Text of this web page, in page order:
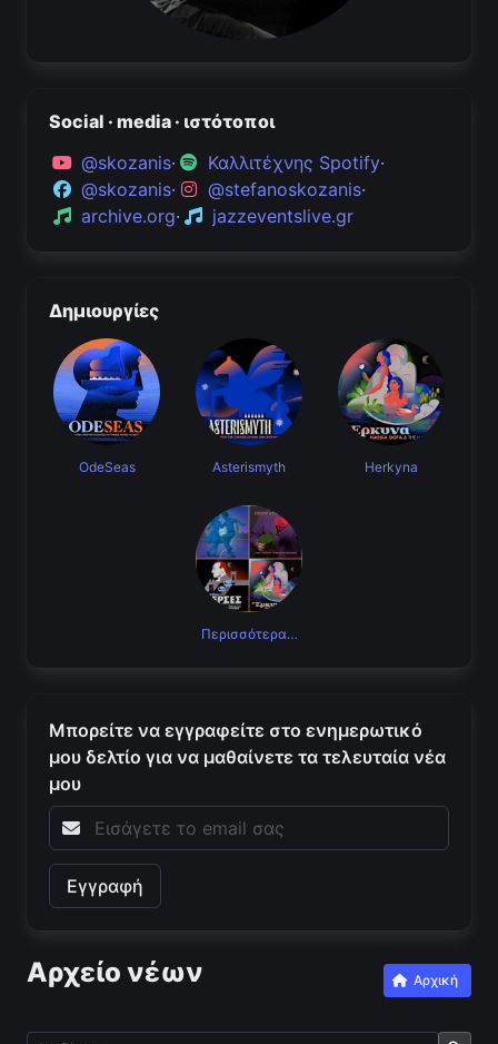
Social · media · ιστότοποι
@skozanis· Καλλιτέχνης Spotify·
@skozanis· @stefanoskozanis·
archive.org· jazzeventslive.gr
Δημιουργίες
OdeSeas Asterismyth Herkyna
Περισσότερα…
Μπορείτε να εγγραφείτε στο ενημερωτικό
μου δελτίο για να μαθαίνετε τα τελευταία νέα
μου
Αρχείο νέων Αρχική